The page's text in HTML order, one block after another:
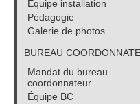
Équipe installation
Pédagogie
Galerie de photos
BUREAU
Mandat du bureau
coordonnateur
Équipe BC